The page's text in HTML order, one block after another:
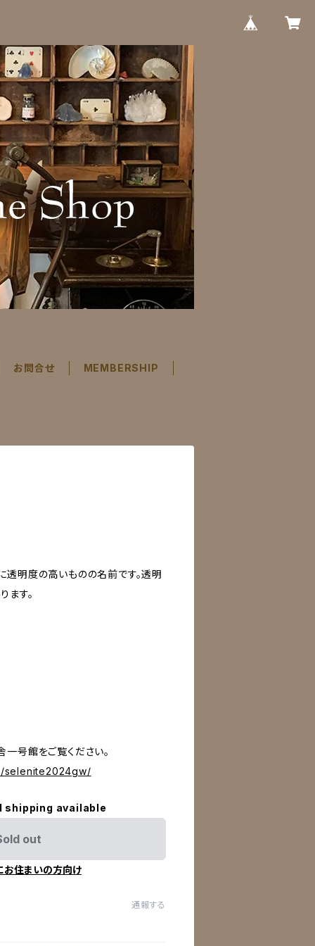
お問合せ MEMBERSHIP
透明度の高いものの名前です。透明
ます。
号館をご覧ください。
selenite2024gw/
shipping available
out
お住まいの方向け
通報する